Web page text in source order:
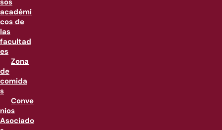
sos
académi
cos de
las
facultad
es
Zona
de
comida
s
Conve
nios
Asociado